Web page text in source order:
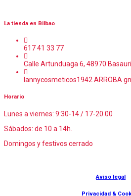
La tienda en Bilbao
617 41 33 77
Calle Artunduaga 6, 48970 Basauri
lannycosmeticos1942 ARROBA
Horario
Lunes a viernes: 9:30-14 / 17-20.00
Sábados: de 10 a 14h.
Domingos y festivos cerrado
Aviso legal
Privacidad &